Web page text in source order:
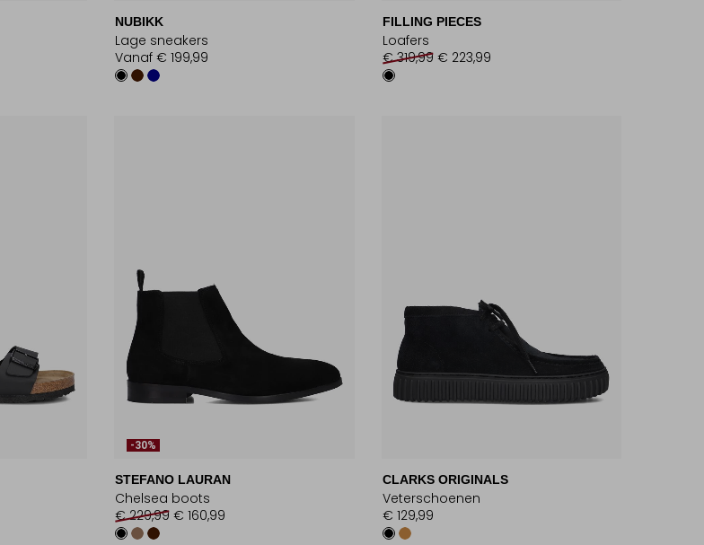
NUBIKK
Lage sneakers
Vanaf € 199,99
FILLING PIECES
Loafers
€ 319,99 € 223,99
-30%
STEFANO LAURAN
Chelsea boots
€ 229,99 € 160,99
CLARKS ORIGINALS
Veterschoenen
€ 129,99